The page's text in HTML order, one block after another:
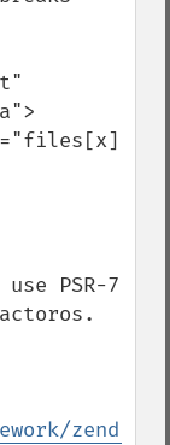
PSR-7
zend-